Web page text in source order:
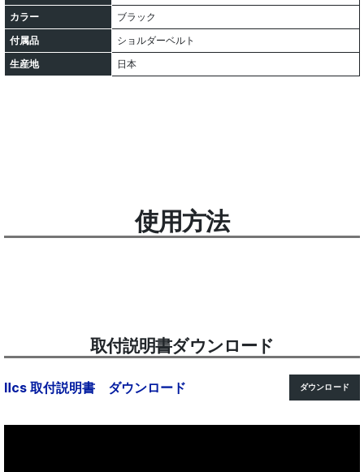
カラー
ブラック
付属品
ショルダーベルト
生産地
日本
使用方法
取付説明書ダウンロード
Ⅱcs 取付説明書 ダウンロード ダウンロード